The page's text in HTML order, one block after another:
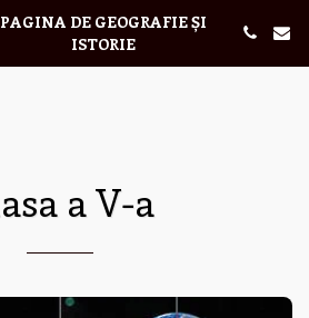
PAGINA DE GEOGRAFIE ȘI
ISTORIE
a V-a